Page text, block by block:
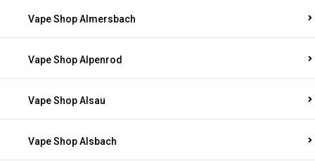
Vape Shop Almersbach
Vape Shop Alpenrod
Vape Shop Alsau
Vape Shop Alsbach